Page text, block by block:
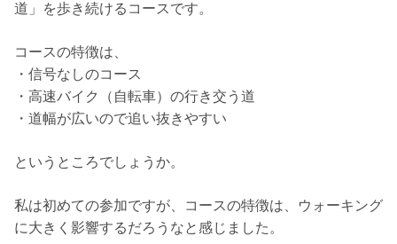
道」を歩き続けるコースです。
コースの特徴は、
・信号なしのコース
・高速バイク（自転車）の行き交う道
・道幅が広いので追い抜きやすい
というところでしょうか。
私は初めての参加ですが、コースの特徴は、ウォーキング
に大きく影響するだろうなと感じました。